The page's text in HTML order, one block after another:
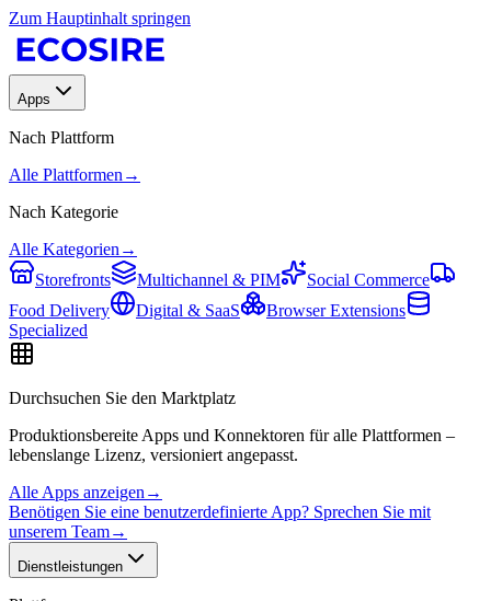
Zum Hauptinhalt springen
Apps
Nach Plattform
Alle Plattformen →
Nach Kategorie
Alle Kategorien →
Storefronts
Multichannel & PIM
Social Commerce
Food Delivery
Digital & SaaS
Browser Extensions
Specialized
Durchsuchen Sie den Marktplatz
Produktionsbereite Apps und Konnektoren für alle Plattformen –
lebenslange Lizenz, versioniert angepasst.
Alle Apps anzeigen →
Benötigen Sie eine benutzerdefinierte App? Sprechen Sie mit
unserem Team→
Dienstleistungen